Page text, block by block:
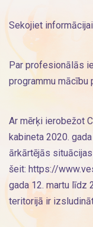
Sekojiet
Par profesionālās
programmu mācību
Ar mērķi ierobežot
kabineta 2020.
ārkārtējās
šeit: https://
gada 12. martu līdz
teritorijā ir